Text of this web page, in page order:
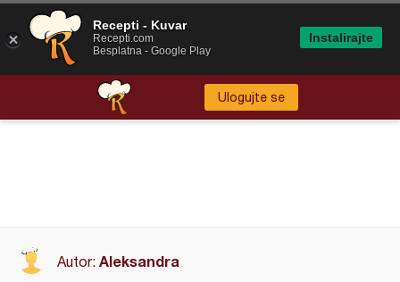
Ulogujte se
Autor: Aleksandra
Recepti - Kuvar
Recepti.com
Besplatna - Google Play
Instalirajte